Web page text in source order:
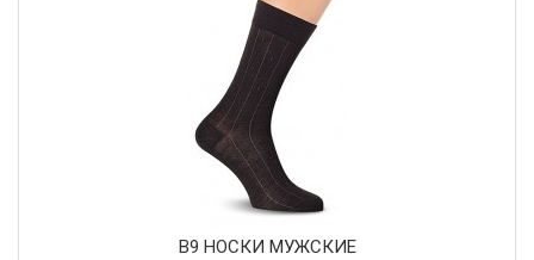
В9 НОСКИ МУЖСКИЕ